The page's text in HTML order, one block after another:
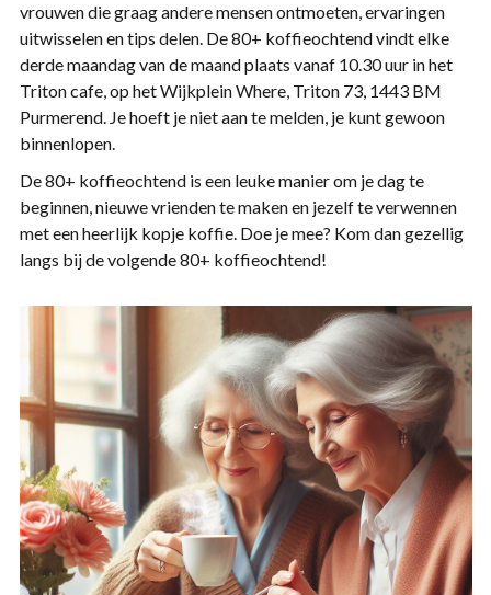
vrouwen die graag andere mensen ontmoeten, ervaringen
uitwisselen en tips delen. De 80+ koffieochtend vindt elke
derde maandag van de maand plaats vanaf 10.30 uur in het
Triton cafe, op het Wijkplein Where, Triton 73, 1443 BM
Purmerend. Je hoeft je niet aan te melden, je kunt gewoon
binnenlopen.
De 80+ koffieochtend is een leuke manier om je dag te
beginnen, nieuwe vrienden te maken en jezelf te verwennen
met een heerlijk kopje koffie. Doe je mee? Kom dan gezellig
langs bij de volgende 80+ koffieochtend!